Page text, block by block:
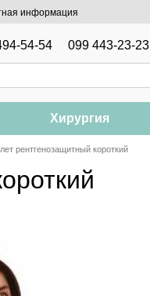
информация
54-54 099 443-23-23
Хирургия
рентгенозащитный короткий